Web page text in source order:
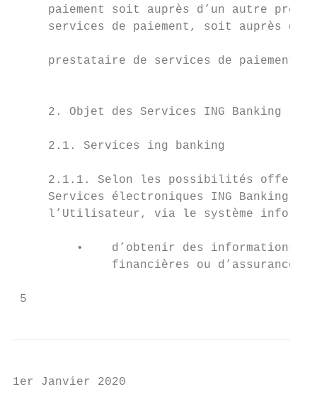
paiement soit auprès d’un autre
services de paiement, soit auprès de
     prestataire de services de paiement.
     2. Objet des Services ING Banking
2.1. Services ing banking
2.1.1. Selon les possibilités
Services électroniques ING Banking
l’Utilisateur, via le système
•    d’obtenir des informations
financières ou
5
1er Janvier 2020